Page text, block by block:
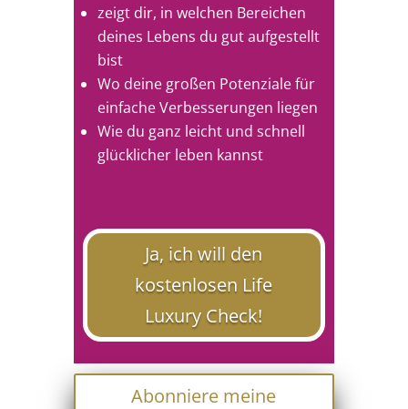
zeigt dir, in welchen Bereichen
deines Lebens du gut aufgestellt
bist
Wo deine großen Potenziale für
einfache Verbesserungen liegen
Wie du ganz leicht und schnell
glücklicher leben kannst
Ja, ich will den
kostenlosen Life
Luxury Check!
Abonniere meine